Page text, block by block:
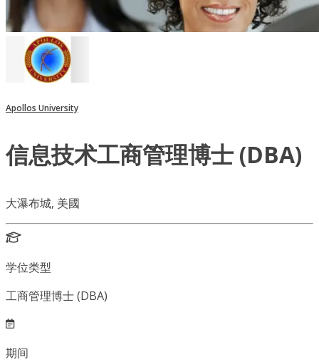
Apollos University
信息技术工商管理博士 (DBA)
大瀑布城, 美國
学位类型
工商管理博士 (DBA)
期间